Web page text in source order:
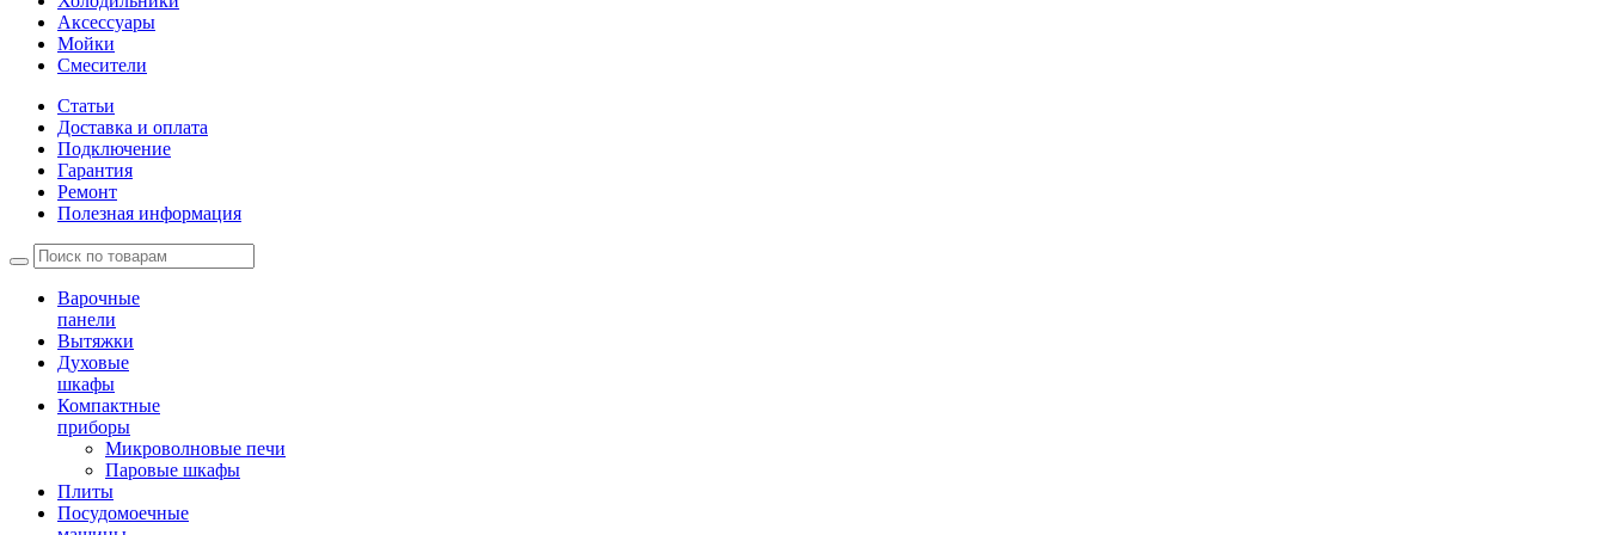
Аксессуары
Мойки
Cмесители
Статьи
Доставка и оплата
Подключение
Гарантия
Ремонт
Полезная информация
Варочные
панели
Вытяжки
Духовые
шкафы
Компактные
приборы
Микроволновые печи
Паровые шкафы
Плиты
Посудомоечные